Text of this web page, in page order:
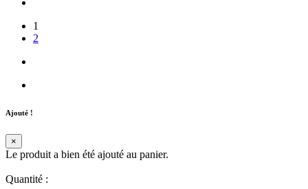
1
2
Ajouté !
×
Le produit a bien été ajouté au panier.
Quantité :